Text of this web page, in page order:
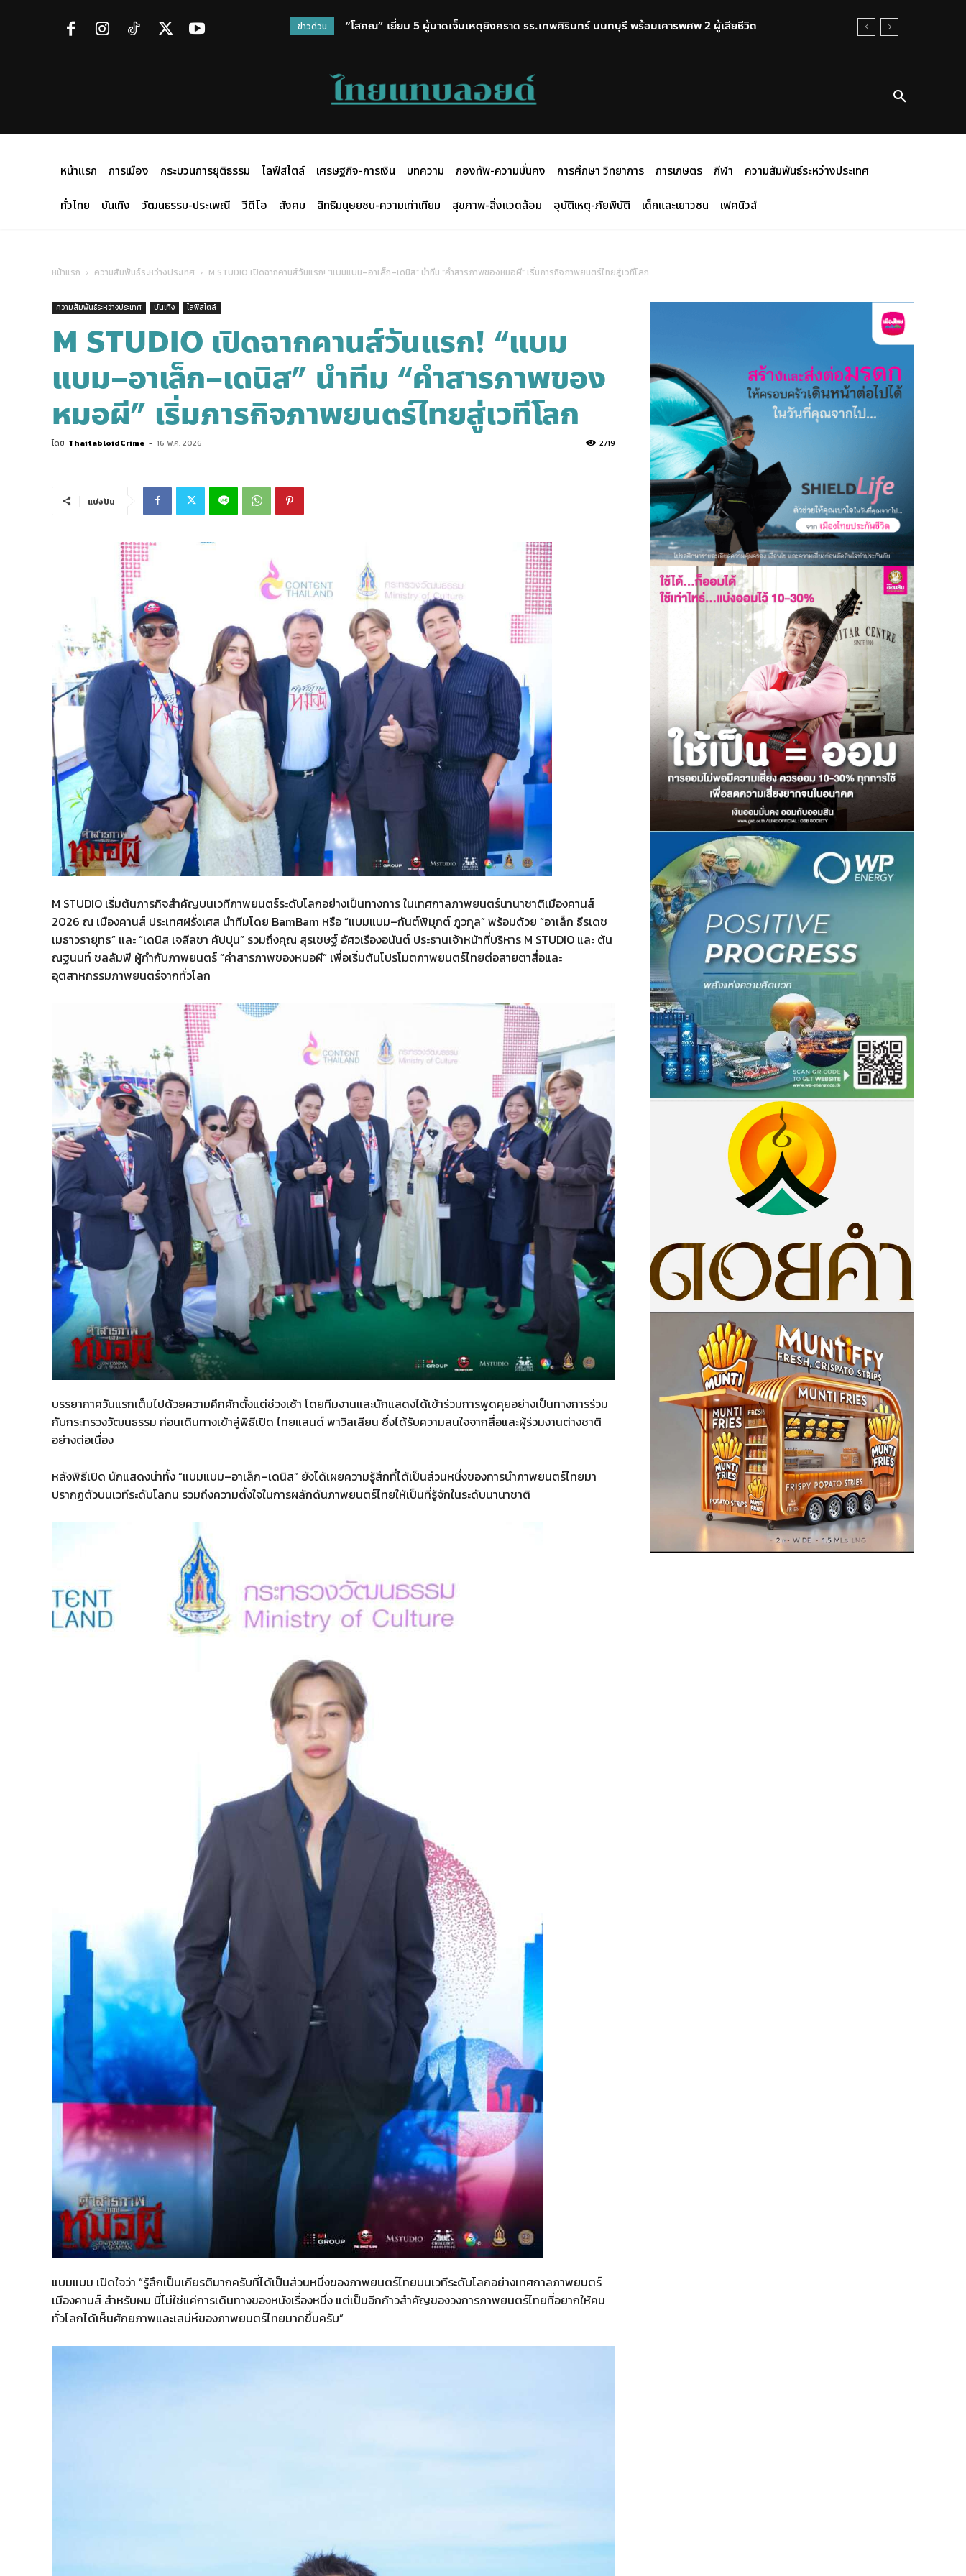
ข่าวด่วน สาวไทยตบเวียดนาม 3-0 ผงาดแชมป์ SEA V CUP กวาด 2 สนาม รับเงินอัดฉีดอีก 5แสนบาท
หน้าแรก การเมือง กระบวนการยุติธรรม ไลฟ์สไตล์ เศรษฐกิจ-การเงิน บทความ กองทัพ-ความมั่นคง การศึกษา วิทยาการ การเกษตร กีฬา
ความสัมพันธ์ระหว่างประเทศ
ทั่วไทย
บันเทิง วัฒนธรรม-ประเพณี วีดีโอ สังคม สิทธิมนุษยชน-ความเท่าเทียม สุขภาพ-สิ่งแวดล้อม อุบัติเหตุ-ภัยพิบัติ เด็กและเยาวชน เฟคนิวส์
หน้าแรก ความสัมพันธ์ระหว่างประเทศ M STUDIO เปิดฉากคานส์วันแรก! “แบมแบม–อาเล็ก–เดนิส” นำทีม “คำสารภาพของหมอผี” เริ่มภารกิจภาพยนตร์ไทยสู่เวทีโลก
ความสัมพันธ์ระหว่างประเทศ บันเทิง ไลฟ์สไตล์
M STUDIO เปิดฉากคานส์วันแรก! “แบม
แบม–อาเล็ก–เดนิส” นำทีม “คำสารภาพของ
หมอผี” เริ่มภารกิจภาพยนตร์ไทยสู่เวทีโลก
โดย ThaitabloidCrime - 16 พ.ค. 2026 2719
แบ่งปัน
M STUDIO เริ่มต้นภารกิจสำคัญบนเวทีภาพยนตร์ระดับโลกอย่างเป็นทางการ ในเทศกาลภาพยนตร์นานาชาติเมืองคานส์
2026 ณ เมืองคานส์ ประเทศฝรั่งเศส นำทีมโดย BamBam หรือ “แบมแบม–กันต์พิมุกต์ ภูวกุล” พร้อมด้วย “อาเล็ก ธีรเดช
เมธาวรายุทธ” และ “เดนิส เจลีลชา คัปปุน” รวมถึงคุณ สุรเชษฐ์ อัศวเรืองอนันต์ ประธานเจ้าหน้าที่บริหาร M STUDIO และ ต้น
ณฐนนท์ ชลลัมพี ผู้กำกับภาพยนตร์ “คำสารภาพของหมอผี” เพื่อเริ่มต้นโปรโมตภาพยนตร์ไทยต่อสายตาสื่อและ
อุตสาหกรรมภาพยนตร์จากทั่วโลก
บรรยากาศวันแรกเต็มไปด้วยความคึกคักตั้งแต่ช่วงเช้า โดยทีมงานและนักแสดงได้เข้าร่วมการพูดคุยอย่างเป็นทางการร่วม
กับกระทรวงวัฒนธรรม ก่อนเดินทางเข้าสู่พิธีเปิด ไทยแลนด์ พาวิลเลียน ซึ่งได้รับความสนใจจากสื่อและผู้ร่วมงานต่างชาติ
อย่างต่อเนื่อง
หลังพิธีเปิด นักแสดงนำทั้ง “แบมแบม–อาเล็ก–เดนิส” ยังได้เผยความรู้สึกที่ได้เป็นส่วนหนึ่งของการนำภาพยนตร์ไทยมา
ปรากฏตัวบนเวทีระดับโลกน รวมถึงความตั้งใจในการผลักดันภาพยนตร์ไทยให้เป็นที่รู้จักในระดับนานาชาติ
แบมแบม เปิดใจว่า “รู้สึกเป็นเกียรติมากครับที่ได้เป็นส่วนหนึ่งของภาพยนตร์ไทยบนเวทีระดับโลกอย่างเทศกาลภาพยนตร์
เมืองคานส์ สำหรับผม นี่ไม่ใช่แค่การเดินทางของหนังเรื่องหนึ่ง แต่เป็นอีกก้าวสำคัญของวงการภาพยนตร์ไทยที่อยากให้คน
ทั่วโลกได้เห็นศักยภาพและเสน่ห์ของภาพยนตร์ไทยมากขึ้นครับ”